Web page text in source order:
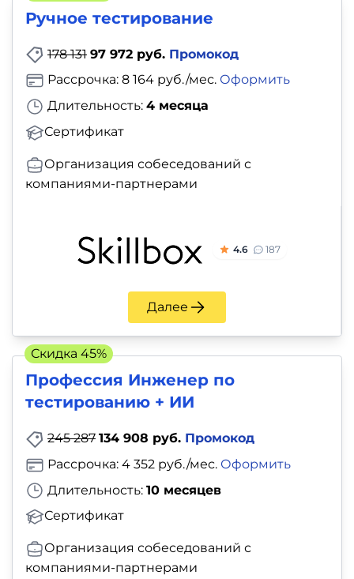
Ручное тестирование
178 131 97 972 руб. Промокод
Длительность: 4 месяца
Сертификат
Рассрочка: 8 164 руб./мес. Оформить
Организация собеседований с
компаниями-партнерами
4.6 187
Далее
Профессия Инженер по
тестированию + ИИ
245 287 134 908 руб. Промокод
Длительность: 10 месяцев
Сертификат
Рассрочка: 4 352 руб./мес. Оформить
Организация собеседований с
компаниями-партнерами
Скидка 45%